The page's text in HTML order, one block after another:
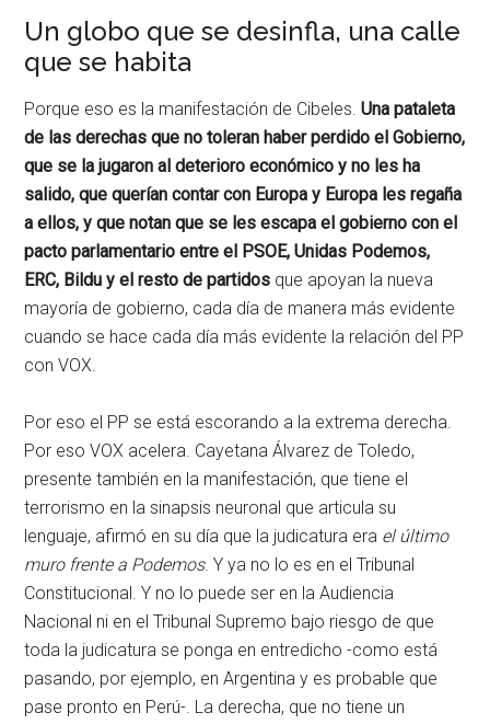
Un globo que se desinfla, una calle
que se habita
Porque eso es la manifestación de Cibeles.Una pataleta
de las derechas que no toleran haber perdido el Gobierno,
que se la jugaron al deterioro económico y no les ha
salido, que querían contar con Europa y Europa les regaña
a ellos, y que notan que se les escapa el gobierno con el
pacto parlamentario entre el PSOE, Unidas Podemos,
ERC, Bildu y el resto de partidos que apoyan la nueva
mayoría de gobierno, cada día de manera más evidente
cuando se hace cada día más evidente la relación del PP
con VOX.
Por eso el PP se está escorando a la extrema derecha.
Por eso VOX acelera. Cayetana Álvarez de Toledo,
presente también en la manifestación, que tiene el
terrorismo en la sinapsis neuronal que articula su
lenguaje, afirmó en su día que la judicatura era el último
muro frente a Podemos. Y ya no lo es en el Tribunal
Constitucional. Y no lo puede ser en la Audiencia
Nacional ni en el Tribunal Supremo bajo riesgo de que
toda la judicatura se ponga en entredicho -como está
pasando, por ejemplo, en Argentina y es probable que
pase pronto en Perú-. La derecha, que no tiene un